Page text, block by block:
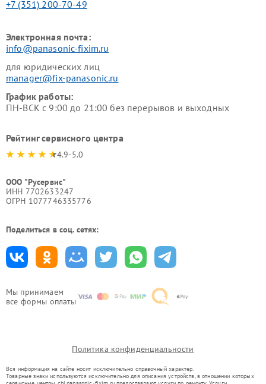
Мы принимаем
все формы оплаты
+7 (351) 200-70-49
Электронная почта:
info@panasonic-fixim.ru
для юридических лиц
manager@fix-panasonic.ru
График работы:
ПН-ВСК с 9:00 до 21:00 без перерывов и выходных
Рейтинг сервисного центра
4.9-5.0
ООО "Русервис"
ИНН 7702633247
ОГРН 1077746335776
Поделиться в соц. сетях:
Политика конфиденциальности
Вся информация на сайте носит исключительно справочный характер.
Товарные знаки используются исключительно для описания устройств, в отношении которых